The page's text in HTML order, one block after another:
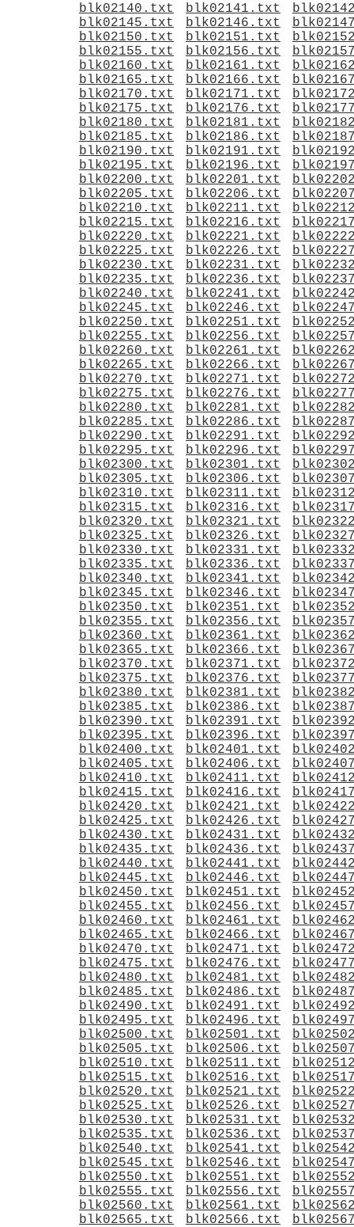
blk02140.txt
blk02141.txt
blk02145.txt
blk02146.txt
blk02150.txt
blk02151.txt
blk02155.txt
blk02156.txt
blk02160.txt
blk02161.txt
blk02165.txt
blk02166.txt
blk02170.txt
blk02171.txt
blk02175.txt
blk02176.txt
blk02180.txt
blk02181.txt
blk02185.txt
blk02186.txt
blk02190.txt
blk02191.txt
blk02195.txt
blk02196.txt
blk02200.txt
blk02201.txt
blk02205.txt
blk02206.txt
blk02210.txt
blk02211.txt
blk02215.txt
blk02216.txt
blk02220.txt
blk02221.txt
blk02225.txt
blk02226.txt
blk02230.txt
blk02231.txt
blk02235.txt
blk02236.txt
blk02240.txt
blk02241.txt
blk02245.txt
blk02246.txt
blk02250.txt
blk02251.txt
blk02255.txt
blk02256.txt
blk02260.txt
blk02261.txt
blk02265.txt
blk02266.txt
blk02270.txt
blk02271.txt
blk02275.txt
blk02276.txt
blk02280.txt
blk02281.txt
blk02285.txt
blk02286.txt
blk02290.txt
blk02291.txt
blk02295.txt
blk02296.txt
blk02300.txt
blk02301.txt
blk02305.txt
blk02306.txt
blk02310.txt
blk02311.txt
blk02315.txt
blk02316.txt
blk02320.txt
blk02321.txt
blk02325.txt
blk02326.txt
blk02330.txt
blk02331.txt
blk02335.txt
blk02336.txt
blk02340.txt
blk02341.txt
blk02345.txt
blk02346.txt
blk02350.txt
blk02351.txt
blk02355.txt
blk02356.txt
blk02360.txt
blk02361.txt
blk02365.txt
blk02366.txt
blk02370.txt
blk02371.txt
blk02375.txt
blk02376.txt
blk02380.txt
blk02381.txt
blk02385.txt
blk02386.txt
blk02390.txt
blk02391.txt
blk02395.txt
blk02396.txt
blk02400.txt
blk02401.txt
blk02405.txt
blk02406.txt
blk02410.txt
blk02411.txt
blk02415.txt
blk02416.txt
blk02420.txt
blk02421.txt
blk02425.txt
blk02426.txt
blk02430.txt
blk02431.txt
blk02435.txt
blk02436.txt
blk02440.txt
blk02441.txt
blk02445.txt
blk02446.txt
blk02450.txt
blk02451.txt
blk02455.txt
blk02456.txt
blk02460.txt
blk02461.txt
blk02465.txt
blk02466.txt
blk02470.txt
blk02471.txt
blk02475.txt
blk02476.txt
blk02480.txt
blk02481.txt
blk02485.txt
blk02486.txt
blk02490.txt
blk02491.txt
blk02495.txt
blk02496.txt
blk02500.txt
blk02501.txt
blk02505.txt
blk02506.txt
blk02510.txt
blk02511.txt
blk02515.txt
blk02516.txt
blk02520.txt
blk02521.txt
blk02525.txt
blk02526.txt
blk02530.txt
blk02531.txt
blk02535.txt
blk02536.txt
blk02540.txt
blk02541.txt
blk02545.txt
blk02546.txt
blk02550.txt
blk02551.txt
blk02555.txt
blk02556.txt
blk02560.txt
blk02561.txt
blk02565.txt
blk02566.txt